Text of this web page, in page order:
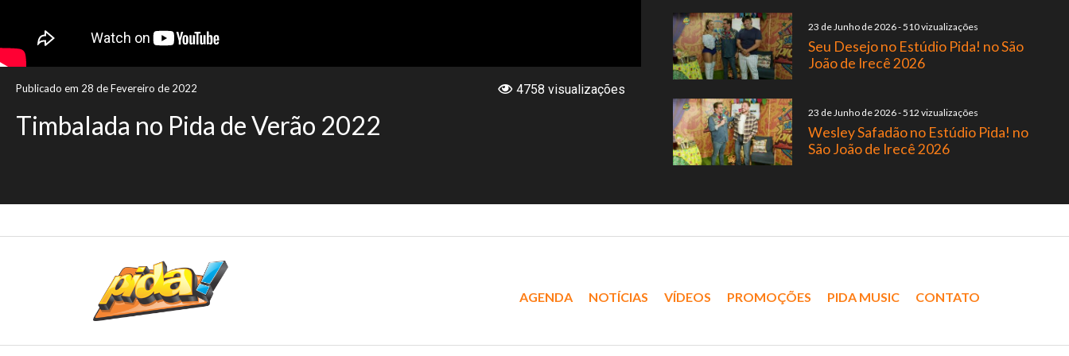
Publicado em 28 de Fevereiro de 2022 4758 visualizações
Timbalada no Pida de Verão 2022
23 de Junho de 2026-510 vizualizações
Seu Desejo no Estúdio Pida! no São
João de Irecê 2026
23 de Junho de 2026-512 vizualizações
Wesley Safadão no Estúdio Pida! no
São João de Irecê 2026
AGENDA NOTÍCIAS VÍDEOS PROMOÇÕES PIDA MUSIC CONTATO